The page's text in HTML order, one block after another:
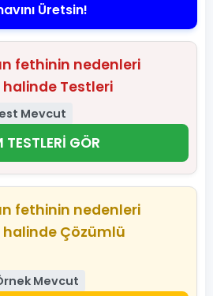
Üretsin!
fethinin nedenleri
Testleri
Mevcut
TESTLERİ GÖR
fethinin nedenleri
Çözümlü
Mevcut